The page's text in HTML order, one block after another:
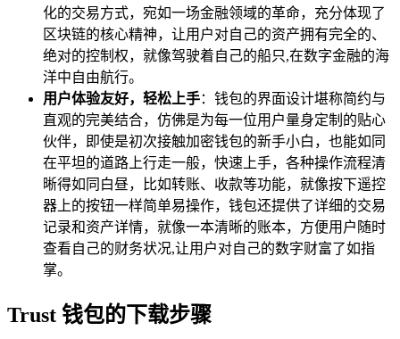
化的交易方式，宛如一场金融领域的革命，充分体现了
区块链的核心精神，让用户对自己的资产拥有完全的、
绝对的控制权，就像驾驶着自己的船只,在数字金融的海
洋中自由航行。
用户体验友好，轻松上手：钱包的界面设计堪称简约与
直观的完美结合，仿佛是为每一位用户量身定制的贴心
伙伴，即使是初次接触加密钱包的新手小白，也能如同
在平坦的道路上行走一般，快速上手，各种操作流程清
晰得如同白昼，比如转账、收款等功能，就像按下遥控
器上的按钮一样简单易操作，钱包还提供了详细的交易
记录和资产详情，就像一本清晰的账本，方便用户随时
查看自己的财务状况,让用户对自己的数字财富了如指
掌。
Trust 钱包的下载步骤